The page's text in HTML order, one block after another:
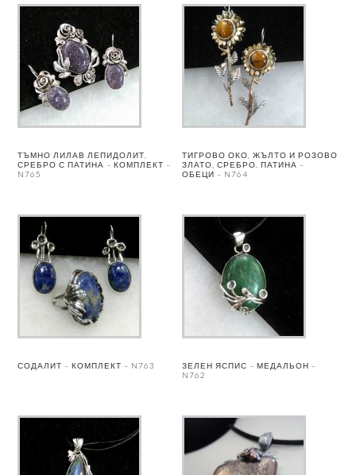
ТЪМНО ЛИЛАВ ЛЕПИДОЛИТ,
СРЕБРО С ПАТИНА – КОМПЛЕКТ –
N765
ТИГРОВО ОКО, ЖЪЛТО И РОЗОВО
ЗЛАТО, СРЕБРО, ПАТИНА –
ОБЕЦИ – N764
СОДАЛИТ – КОМПЛЕКТ – N763
ЗЕЛЕН ЯСПИС – МЕДАЛЬОН –
N762